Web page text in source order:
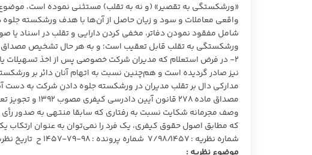
«ورشکستگی به تقصیر» (و نه به تقلب) مستثنی نموده است،
شامل مفقود نمودن دفاتر، مخفی کردن دارایی و تقلب در اسناد یا
ورشکستگی به تقلب قابل تعقیب است؛ و به هر حال تشخیص مصداق
۲- در فرض استعلام که مدیران شرکت خصوصی پس از اخذ تسهیلات
نیز صادر گردیده است و هم‌چنین نسبت به اتهام آنان دائر بر
مدارکی دال بر تقلب مدیران در ورشکسته جلوه دادن شرکت به دست
مصداق ماده ۲۷۸
وصف مجرمانه شکایت نسبت به رفتاری که سابقا منتهی به صدور
که مطابق اصول حقوق کیفری، یک فرد را نمی‌توان به عنوان ارتکاب یک
شماره نظریه : ۷/۹۸/۱۴۵۷ شماره پرونده : ۹۸-۷۹-۱۴۵۷ ح تاریخ نظریه : ۱۳۹۸/۱۰/۰۷